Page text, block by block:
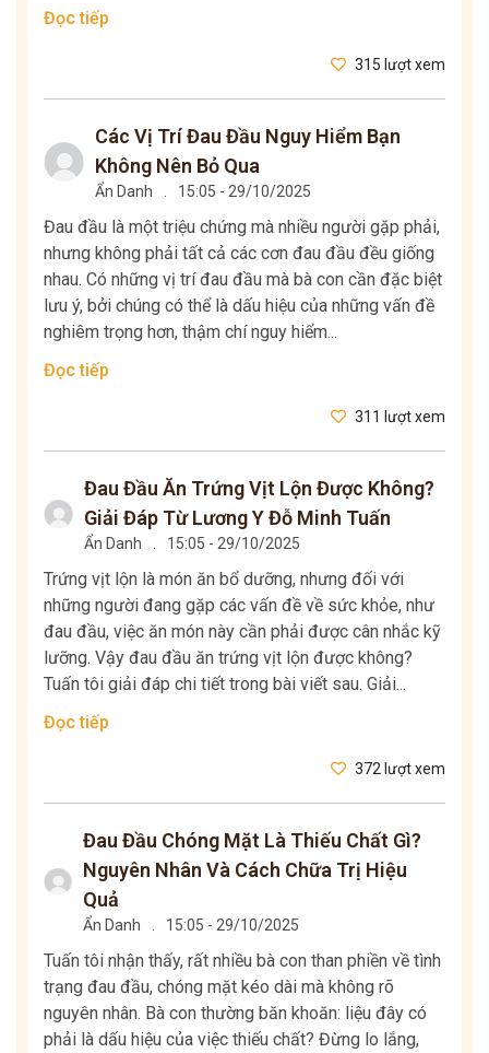
Đọc tiếp
315 lượt xem
Các Vị Trí Đau Đầu Nguy Hiểm Bạn
Không Nên Bỏ Qua
Ẩn Danh 15:05 - 29/10/2025
Đau đầu là một triệu chứng mà nhiều người gặp phải,
nhưng không phải tất cả các cơn đau đầu đều giống
nhau. Có những vị trí đau đầu mà bà con cần đặc biệt
lưu ý, bởi chúng có thể là dấu hiệu của những vấn đề
nghiêm trọng hơn, thậm chí nguy hiểm...
Đọc tiếp
311 lượt xem
Đau Đầu Ăn Trứng Vịt Lộn Được Không?
Giải Đáp Từ Lương Y Đỗ Minh Tuấn
Ẩn Danh 15:05 - 29/10/2025
Trứng vịt lộn là món ăn bổ dưỡng, nhưng đối với
những người đang gặp các vấn đề về sức khỏe, như
đau đầu, việc ăn món này cần phải được cân nhắc kỹ
lưỡng. Vậy đau đầu ăn trứng vịt lộn được không?
Tuấn tôi giải đáp chi tiết trong bài viết sau. Giải...
Đọc tiếp
372 lượt xem
Đau Đầu Chóng Mặt Là Thiếu Chất Gì?
Nguyên Nhân Và Cách Chữa Trị Hiệu
Quả
Ẩn Danh 15:05 - 29/10/2025
Tuấn tôi nhận thấy, rất nhiều bà con than phiền về tình
trạng đau đầu, chóng mặt kéo dài mà không rõ
nguyên nhân. Bà con thường băn khoăn: liệu đây có
phải là dấu hiệu của việc thiếu chất? Đừng lo lắng,